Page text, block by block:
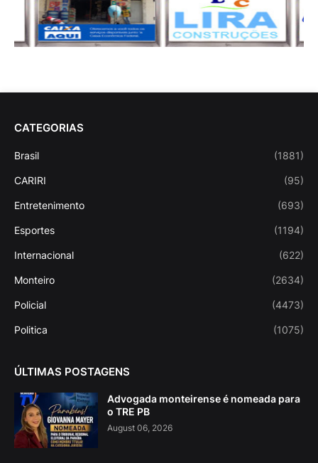
CATEGORIAS
Brasil (1881)
CARIRI (95)
Entretenimento (693)
Esportes (1194)
Internacional (622)
Monteiro (2634)
Policial (4473)
Politica (1075)
ÚLTIMAS POSTAGENS
Advogada monteirense é nomeada para
o TRE PB
August 06, 2026